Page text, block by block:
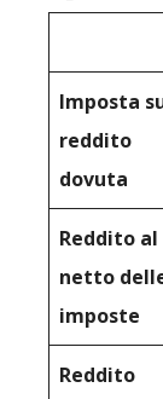
Imposta
reddito
dovuta
Reddito al
netto
imposte
Reddito